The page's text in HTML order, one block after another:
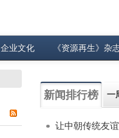
企业文化 《资源再生》杂
新闻排行榜 一